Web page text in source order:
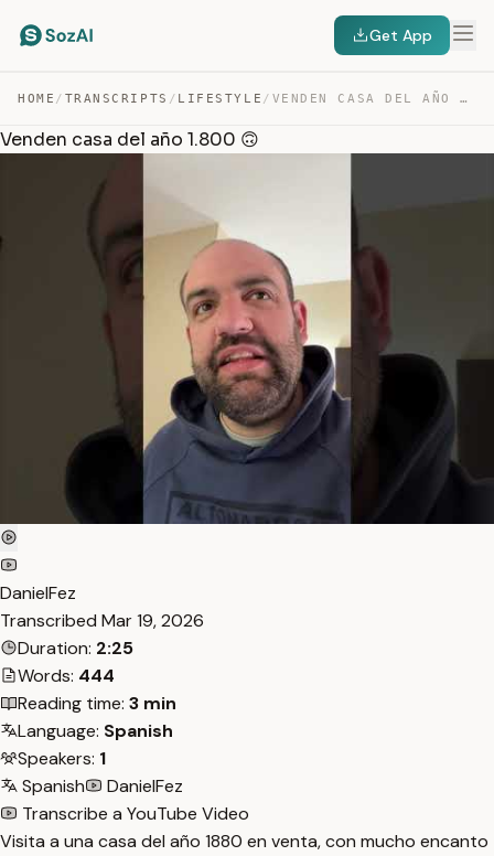
Get App
HOME / TRANSCRIPTS / LIFESTYLE / VENDEN CASA DEL AÑO 1.800 🙃 — TRANSCRIPT
Venden casa del año 1.800 🙃
DanielFez
Transcribed Mar 19, 2026
Duration: 2:25
Words: 444
Reading time: 3 min
Language: Spanish
Speakers: 1
Spanish
DanielFez
Transcribe a YouTube Video
Visita a una casa del año 1880 en venta, con mucho encanto